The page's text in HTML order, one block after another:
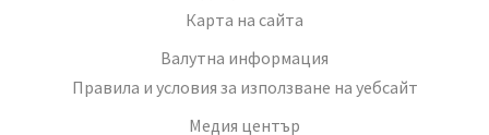
Карта на сайта
Валутна информация
Правила и условия за използване на уебсайт
Медия център